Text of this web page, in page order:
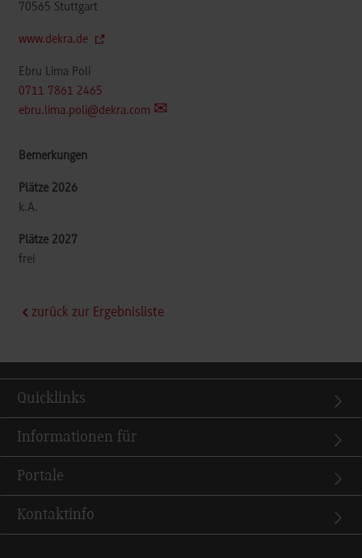
70565 Stuttgart
www.dekra.de
Ebru Lima Poli
0711 7861 2465
ebru.lima.poli@dekra.com
k.A.
frei
zurück zur Ergebnisliste
Quicklinks
Informationen für
Portale
Kontaktinfo